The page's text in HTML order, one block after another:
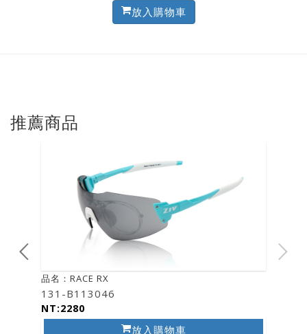
放入購物車
推薦商品
品名：RACE RX
131-B113046
NT:2280
放入購物車